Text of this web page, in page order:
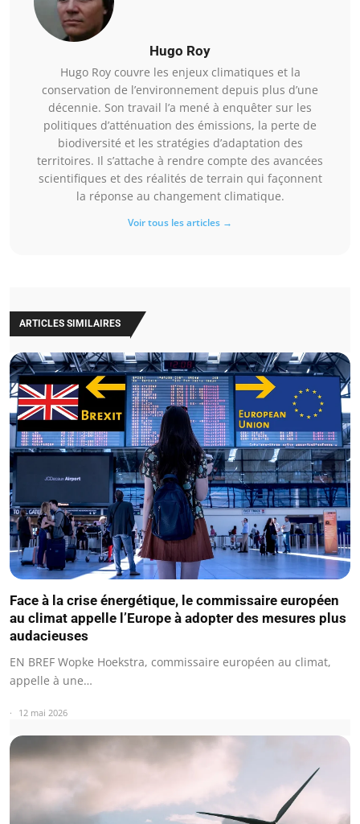
Hugo Roy
Hugo Roy couvre les enjeux climatiques et la
conservation de l’environnement depuis plus d’une
décennie. Son travail l’a mené à enquêter sur les
politiques d’atténuation des émissions, la perte de
biodiversité et les stratégies d’adaptation des
territoires. Il s’attache à rendre compte des avancées
scientifiques et des réalités de terrain qui façonnent
la réponse au changement climatique.
Voir tous les articles →
ARTICLES SIMILAIRES
Face à la crise énergétique, le commissaire européen
au climat appelle l’Europe à adopter des mesures plus
audacieuses
EN BREF Wopke Hoekstra, commissaire européen au climat,
appelle à une…
12 mai 2026